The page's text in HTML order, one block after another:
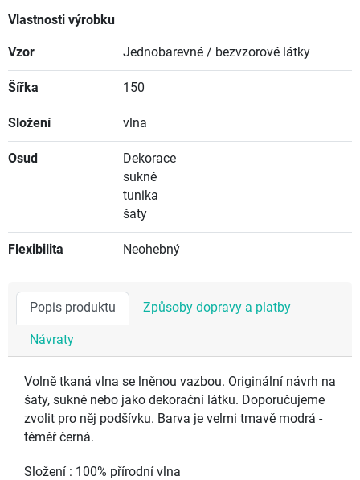
Vlastnosti výrobku
Vzor Jednobarevné / bezvzorové látky
Šířka 150
Složení vlna
Osud
Dekorace
sukně
tunika
šaty
Flexibilita Neohebný
Popis produktu Způsoby dopravy a platby
Návraty
Volně tkaná vlna se lněnou vazbou. Originální návrh na
šaty, sukně nebo jako dekorační látku. Doporučujeme
zvolit pro něj podšívku. Barva je velmi tmavě modrá -
téměř černá.
Složení : 100% přírodní vlna